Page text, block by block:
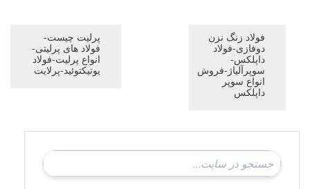
پرلیت چیست-
فولاد های پرلیتی-
انواع پرلیت-فولاد
یوتیکتوئید-پرلایت
فولاد زنگ نزن
دوفازی-فولاد
داپلکس-
سوپرآلیاژ-فروش
انواع سوپر
داپلکس